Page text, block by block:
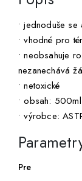
• jednoduše
• vhodné pro
• neobsahuje
nezanechává
• netoxické
• obsah: 500ml
• výrobce:
Pre